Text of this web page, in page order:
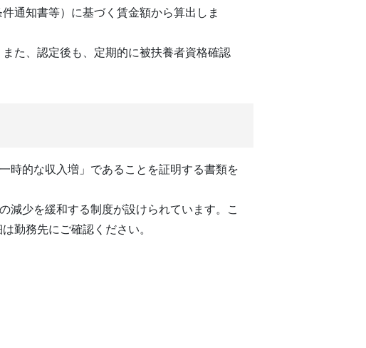
通知書等）に基づく賃金額から算出しま
た、認定後も、定期的に被扶養者資格確認
時的な収入増」であることを証明する書類を
減少を緩和する制度が設けられています。こ
勤務先にご確認ください。